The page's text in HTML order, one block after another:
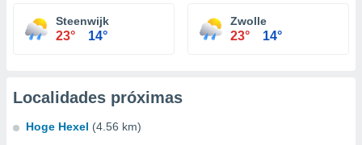
Steenwijk
23° 14°
Zwolle
23° 14°
Localidades próximas
Hoge Hexel (4.56 km)